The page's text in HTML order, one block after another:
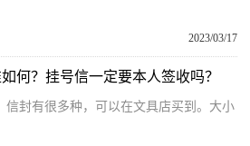
2023/03/17
何？挂号信一定要本人签收吗？
信封有很多种，可以在文具店买到。大小